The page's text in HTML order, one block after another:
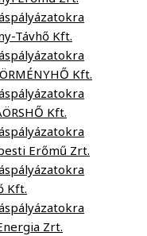
Távhő Kft.
Kft.
Kft.
Erőmű Zrt.
Kft.
Zrt.